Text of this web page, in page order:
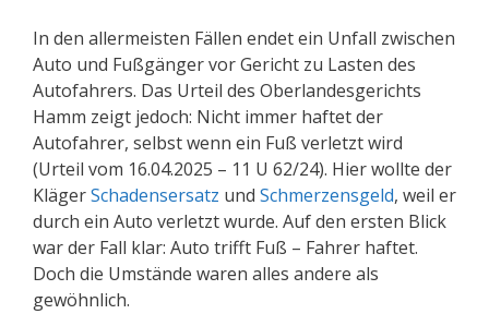
In den allermeisten Fällen endet ein Unfall zwischen
Auto und Fußgänger vor Gericht zu Lasten des
Autofahrers. Das Urteil des Oberlandesgerichts
Hamm zeigt jedoch: Nicht immer haftet der
Autofahrer, selbst wenn ein Fuß verletzt wird
(Urteil vom 16.04.2025 – 11 U 62/24). Hier wollte der
KlägerSchadensersatz und Schmerzensgeld, weil er
durch ein Auto verletzt wurde. Auf den ersten Blick
war der Fall klar: Auto trifft Fuß – Fahrer haftet.
Doch die Umstände waren alles andere als
gewöhnlich.